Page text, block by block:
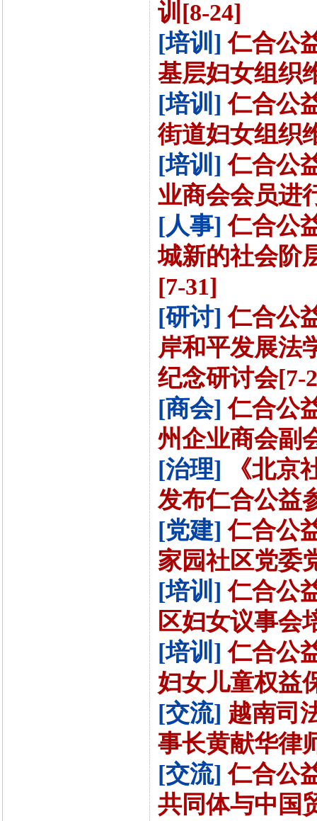
训[8-24]
[培训] 仁合公
基层妇女组织
[培训] 仁合公
街道妇女组织
[培训] 仁合公
业商会会员进
[人事] 仁合公
城新的社会阶
[7-31]
[研讨] 仁合公
岸和平发展法
纪念研讨会[7-
[商会] 仁合公
州企业商会副
[治理]
《北京
发布仁合公益
[党建] 仁合公
家园社区党委
[培训] 仁合公
区妇女议事会
[培训] 仁合公
妇女儿童权益
[交流] 越南司
事长黄献华律
[交流] 仁合公
共同体与中国